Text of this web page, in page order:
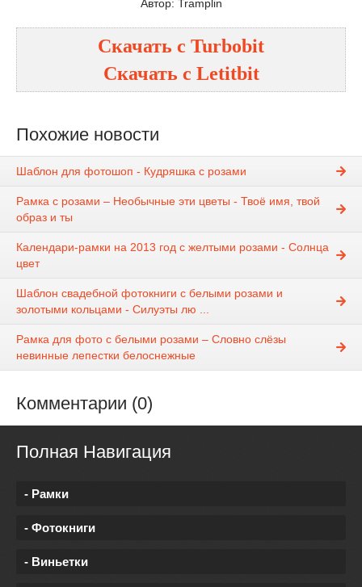
Автор: Tramplin
Скачать с Turbobit
Скачать с Letitbit
Похожие новости
Шаблон для фотошоп - Кудряшка с розами
Рамка с розами – Необычные эти цветы - Твоё имя, твой
образ и ты
Календари-рамки на 2013 год с желтыми розами - Солнца
цвет
Шаблон свадебной фотокниги с белыми розами и
золотыми кольцами - Силуэты лю ...
Рамка для фото с белыми розами – Словно слёзы
невинные лепестки белоснежные
Комментарии (0)
Полная Навигация
- Рамки
- Фотокниги
- Виньетки